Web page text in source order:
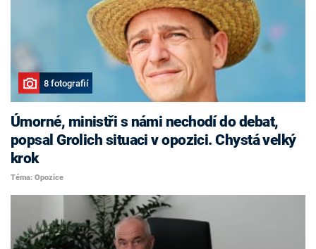
8 fotografií
Úmorné, ministři s námi nechodí do debat,
popsal Grolich situaci v opozici. Chystá velký
krok
Téma: Opozice